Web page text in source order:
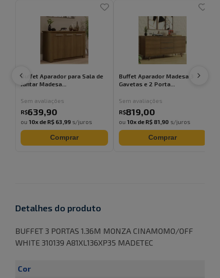
Buffet Aparador para Sala de
Jantar Madesa...
Sem avaliações
R$639,90
ou 10x de R$ 63,99 s/juros
Comprar
Buffet Aparador Madesa 3
Gavetas e 2 Porta...
Sem avaliações
R$819,00
ou 10x de R$ 81,90 s/juros
Comprar
Detalhes do produto
BUFFET 3 PORTAS 1.36M MONZA CINAMOMO/OFF
WHITE 310139 A81XL136XP35 MADETEC
Cor